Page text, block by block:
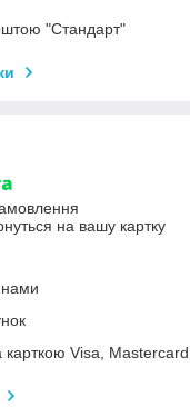
"Стандарт"
на вашу картку
Visa,